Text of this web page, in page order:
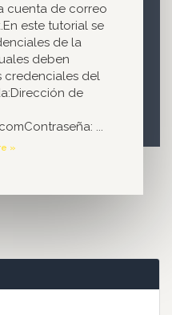
cuenta de correo
este tutorial se
de la
deben
credenciales del
de
...
»